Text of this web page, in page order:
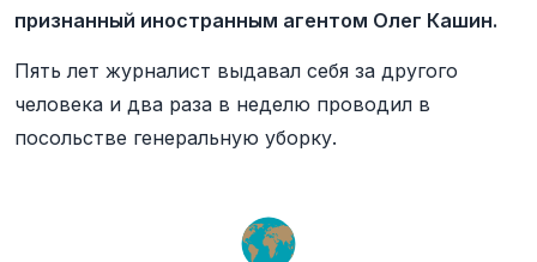
признанный иностранным агентом Олег Кашин.
Пять лет журналист выдавал себя за другого
человека и два раза в неделю проводил в
посольстве генеральную уборку.